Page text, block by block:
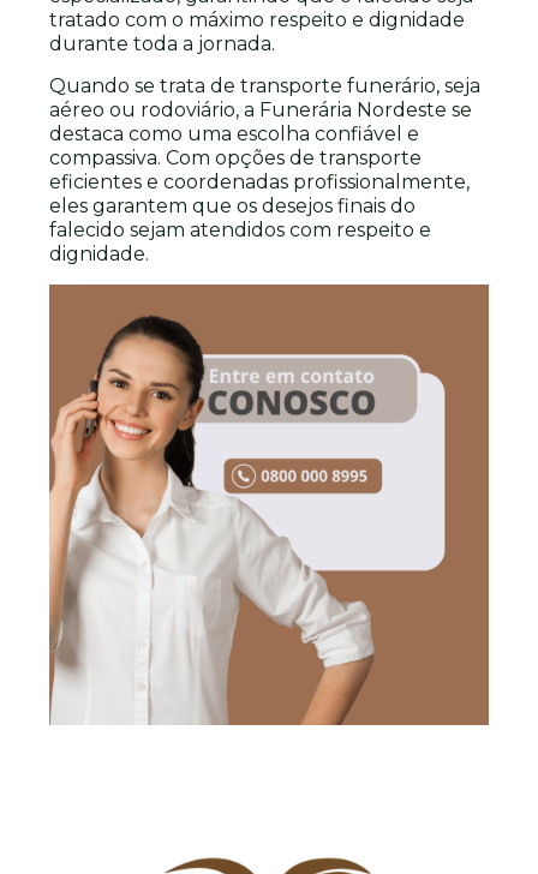
tratado com o máximo respeito e dignidade
durante toda a jornada.
Quando se trata de transporte funerário, seja
aéreo ou rodoviário, a Funerária Nordeste se
destaca como uma escolha confiável e
compassiva. Com opções de transporte
eficientes e coordenadas profissionalmente,
eles garantem que os desejos finais do
falecido sejam atendidos com respeito e
dignidade.